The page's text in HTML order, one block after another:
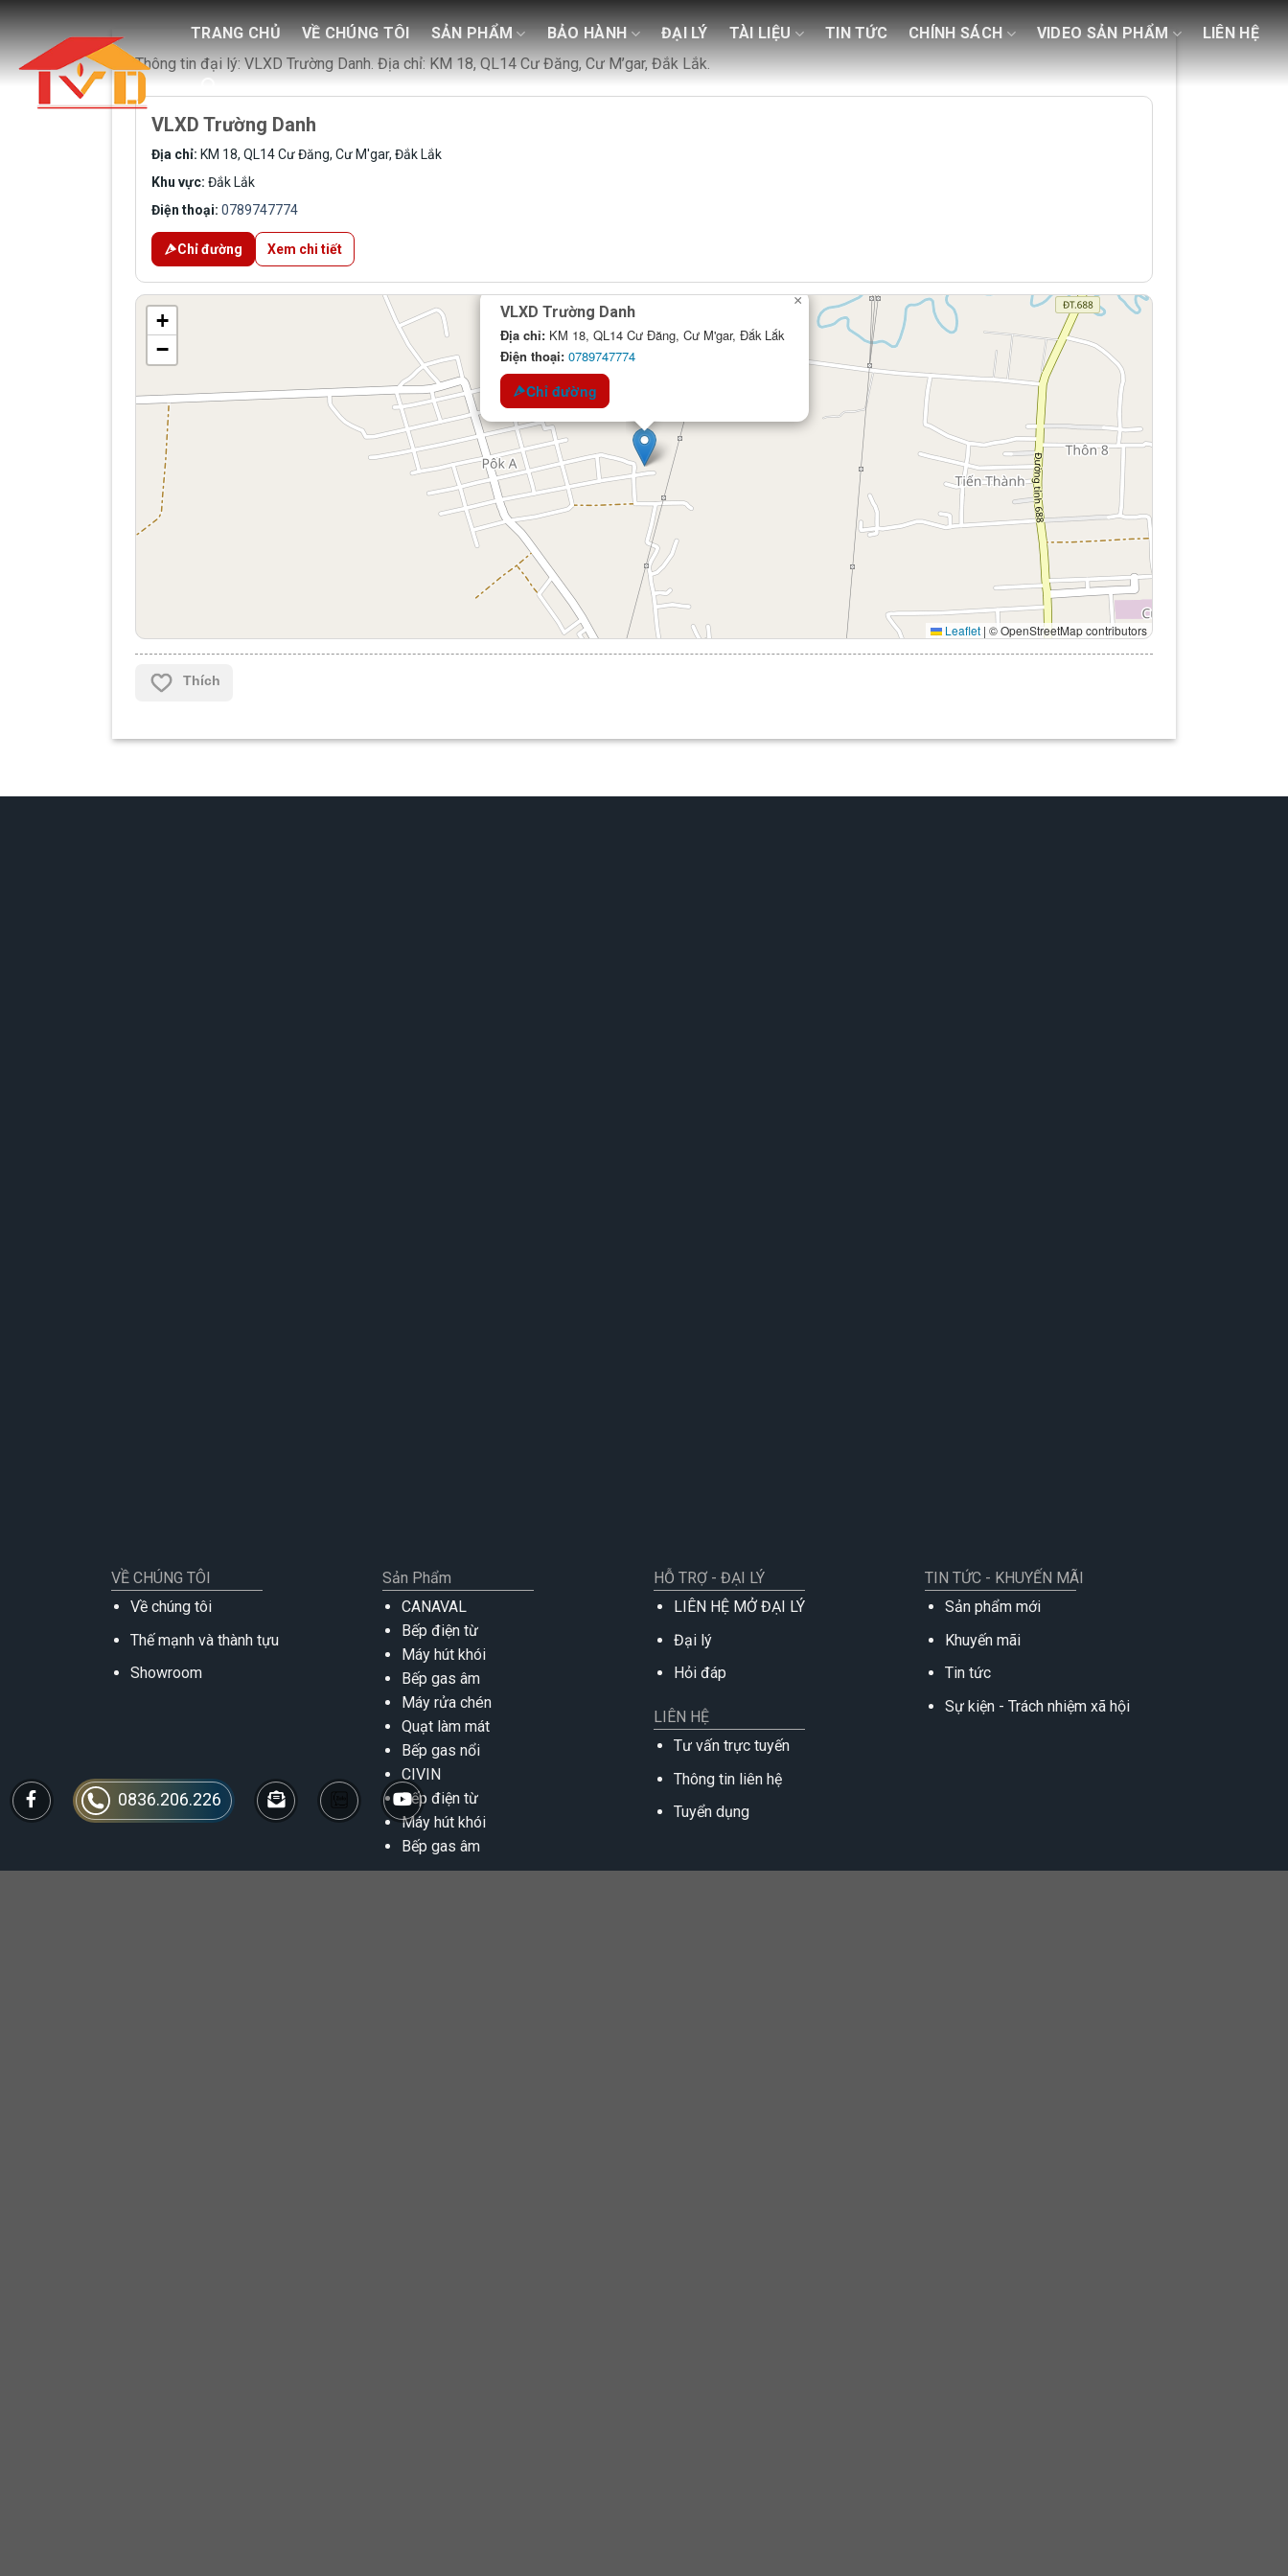
Skip
to
content
TRANG CHỦ VỀ CHÚNG TÔI SẢN PHẨM BẢO HÀNH ĐẠI LÝ TÀI LIỆU TIN TỨC CHÍNH SÁCH VIDEO SẢN PHẨM
LIÊN HỆ
Thông tin đại lý: VLXD Trường Danh. Địa chỉ: KM 18, QL14 Cư Đăng, Cư M’gar, Đắk Lắk.
VLXD Trường Danh
Địa chỉ: KM 18, QL14 Cư Đăng, Cư M'gar, Đắk Lắk
Khu vực: Đắk Lắk
Điện thoại: 0789747774
Chỉ đường Xem chi tiết
VLXD Trường Danh
Địa chỉ: KM 18, QL14 Cư Đăng, Cư M'gar, Đắk Lắk
Điện thoại: 0789747774
Chỉ đường
×
+
−
Leaflet | © OpenStreetMap contributors
Thích
VỀ CHÚNG TÔI
Về chúng tôi
Thế mạnh và thành tựu
Showroom
Sản Phẩm
CANAVAL
Bếp điện từ
Máy hút khói
Bếp gas âm
Máy rửa chén
Quạt làm mát
Bếp gas nổi
CIVIN
Bếp điện từ
Máy hút khói
Bếp gas âm
HỖ TRỢ - ĐẠI LÝ
LIÊN HỆ MỞ ĐẠI LÝ
Đại lý
Hỏi đáp
LIÊN HỆ
Tư vấn trực tuyến
Thông tin liên hệ
Tuyển dụng
TIN TỨC - KHUYẾN MÃI
Sản phẩm mới
Khuyến mãi
Tin tức
Sự kiện - Trách nhiệm xã hội
0836.206.226